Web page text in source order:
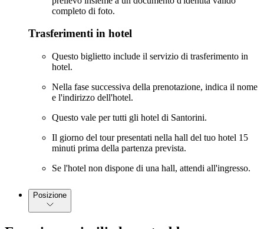
completo di foto.
Trasferimenti in hotel
Questo biglietto include il servizio di trasferimento in
hotel.
Nella fase successiva della prenotazione, indica il nome
e l'indirizzo dell'hotel.
Questo vale per tutti gli hotel di Santorini.
Il giorno del tour presentati nella hall del tuo hotel 15
minuti prima della partenza prevista.
Se l'hotel non dispone di una hall, attendi all'ingresso.
Posizione